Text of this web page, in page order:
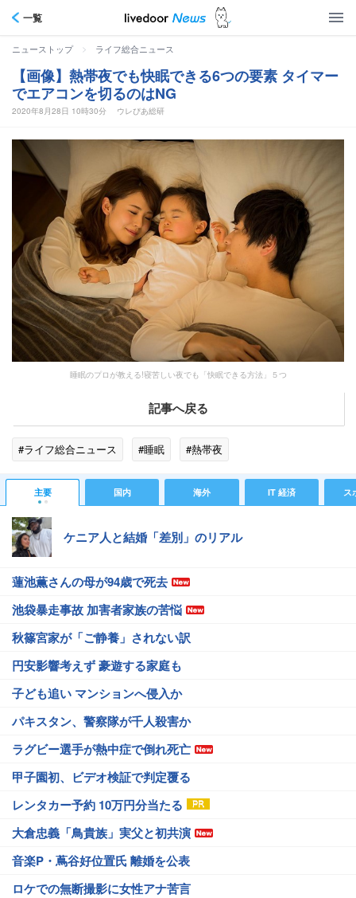
一覧
ニューストップ > ライフ総合ニュース
【画像】熱帯夜でも快眠できる6つの要素 タイマー
でエアコンを切るのはNG
2020年8月28日 10時30分 ウレぴあ総研
睡眠のプロが教える!寝苦しい夜でも「快眠できる方法」５つ
記事へ戻る
#ライフ総合ニュース #睡眠 #熱帯夜
主要 国内 海外 IT 経済 ス
ケニア人と結婚「差別」のリアル
蓮池薫さんの母が94歳で死去
池袋暴走事故 加害者家族の苦悩
秋篠宮家が「ご静養」されない訳
円安影響考えず 豪遊する家庭も
子ども追い マンションへ侵入か
パキスタン、警察隊が千人殺害か
ラグビー選手が熱中症で倒れ死亡
甲子園初、ビデオ検証で判定覆る
レンタカー予約 10万円分当たる
大倉忠義「鳥貴族」実父と初共演
音楽P・蔦谷好位置氏 離婚を公表
ロケでの無断撮影に女性アナ苦言